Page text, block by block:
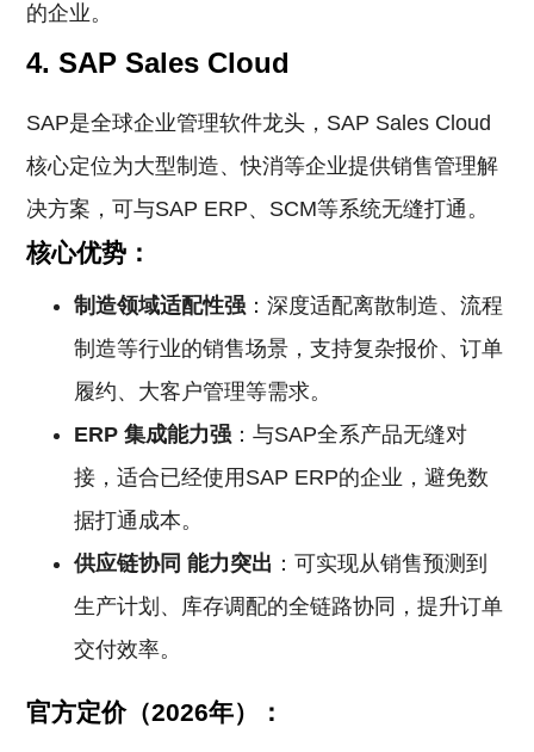
的企业。
4. SAP Sales Cloud
SAP是全球企业管理软件龙头，SAP Sales Cloud
核心定位为大型制造、快消等企业提供销售管理解
决方案，可与SAP ERP、SCM等系统无缝打通。
核心优势：
制造领域适配性强 ：深度适配离散制造、流程
制造等行业的销售场景，支持复杂报价、订单
履约、大客户管理等需求。
ERP 集成能力强 ：与SAP全系产品无缝对
接，适合已经使用SAP ERP的企业，避免数
据打通成本。
供应链协同 能力突出 ：可实现从销售预测到
生产计划、库存调配的全链路协同，提升订单
交付效率。
官方定价（2026年）：